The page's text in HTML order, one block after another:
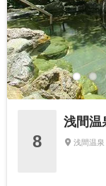
8
浅間
浅間温